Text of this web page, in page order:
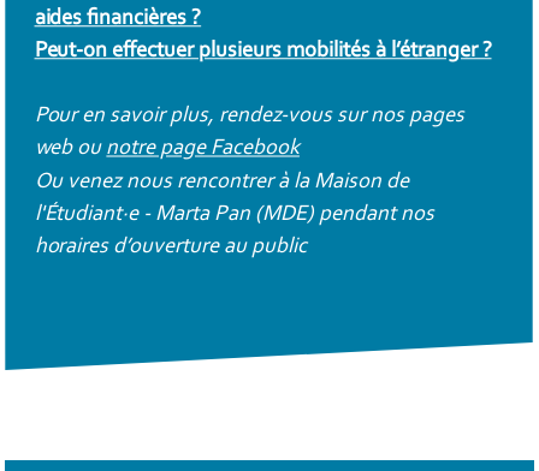
aides financières ?
Peut-on effectuer plusieurs mobilités à l’étranger ?
Pour en savoir plus, rendez-vous sur nos pages
web ounotre page Facebook
Ou venez nous rencontrer à la Maison de
l'Étudiant·e - Marta Pan (MDE) pendant nos
horaires d’ouverture au public